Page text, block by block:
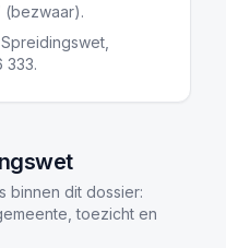
(bezwaar).
333.
binnen dit dossier:
toezicht en